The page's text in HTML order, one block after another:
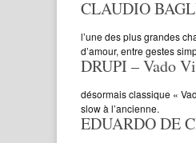
CLAUDIO
l’une des plus grandes
d’amour, entre gestes
DRUPI – Vado
désormais classique «
slow à l’ancienne.
EDUARDO DE